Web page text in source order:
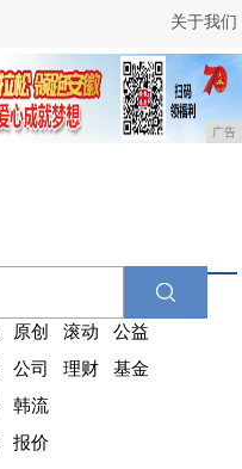
关于我们
广告
原创 滚动
公益
公司 理财
基金
韩流
报价